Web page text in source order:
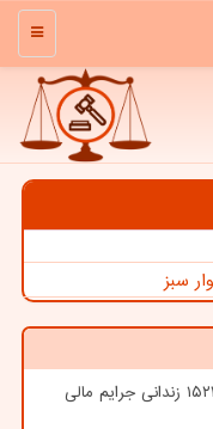
منو
سبز
مشارکت ستاد اجرائی فرمان امام در آزادی ۱۵۲۳ زندانی جرایم مالی